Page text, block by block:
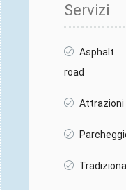
Servizi
Asphalt
road
Attrazioni